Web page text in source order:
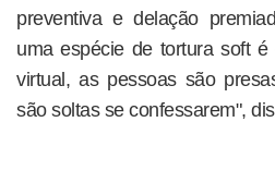
preventiva e delação
uma espécie de tortura soft
virtual, as pessoas são
são soltas se confessarem",